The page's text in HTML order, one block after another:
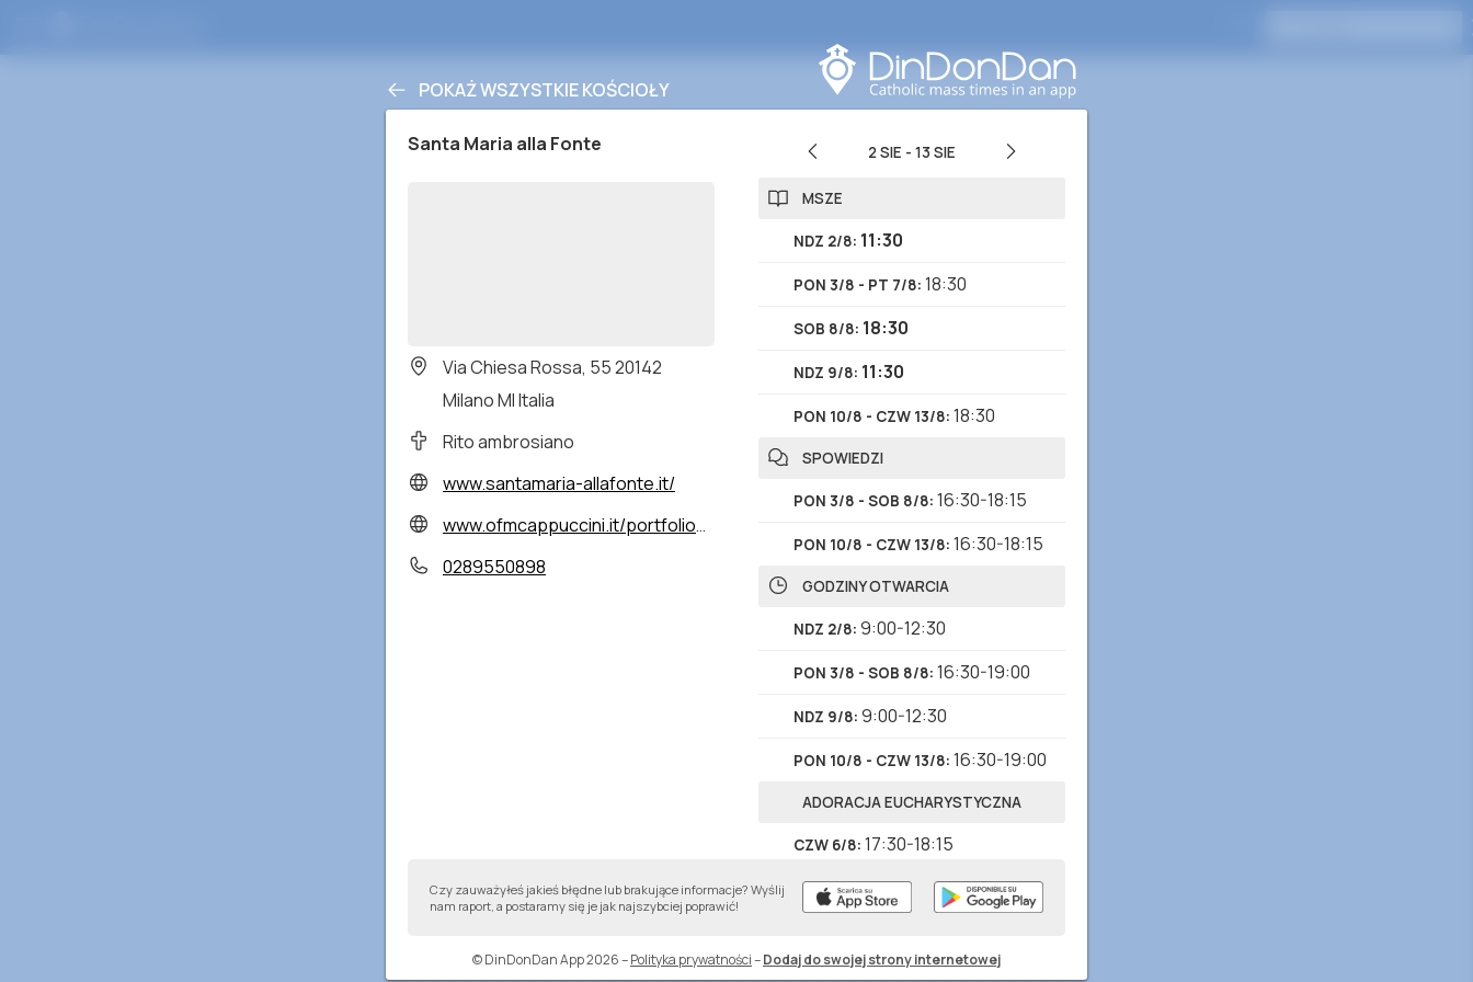
POKAŻ WSZYSTKIE KOŚCIOŁY
Santa Maria alla Fonte
Via Chiesa Rossa, 55 20142
Milano MI Italia
Rito ambrosiano
www.santamaria-allafonte.it/
www.ofmcappuccini.it/portfolio-item/milano_chiesa_rossa/
0289550898
2 SIE - 13 SIE
MSZE
NDZ 2/8: 11:30
PON 3/8 - PT 7/8: 18:30
SOB 8/8: 18:30
NDZ 9/8: 11:30
PON 10/8 - CZW 13/8: 18:30
SPOWIEDZI
PON 3/8 - SOB 8/8: 16:30-18:15
PON 10/8 - CZW 13/8: 16:30-18:15
GODZINY OTWARCIA
NDZ 2/8: 9:00-12:30
PON 3/8 - SOB 8/8: 16:30-19:00
NDZ 9/8: 9:00-12:30
PON 10/8 - CZW 13/8: 16:30-19:00
ADORACJA EUCHARYSTYCZNA
CZW 6/8: 17:30-18:15
CZW 13/8:17:30-18:15
PON 3/8 - PT 7/8:19:00
Czy zauważyłeś jakieś błędne lub brakujące informacje? Wyślij
nam raport, a postaramy się je jak najszybciej poprawić!
© DinDonDan App 2026–Polityka prywatności–Dodaj do swojej strony internetowej